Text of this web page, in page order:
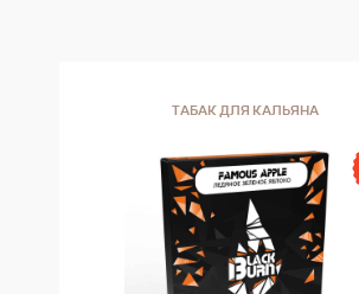
ТАБАК ДЛЯ КАЛЬЯНА